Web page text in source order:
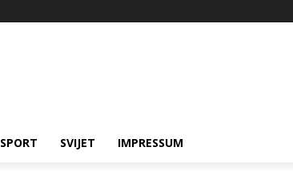
SPORT SVIJET IMPRESSUM